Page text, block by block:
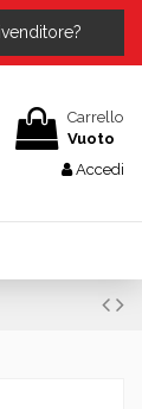
Carrello
Vuoto
Accedi